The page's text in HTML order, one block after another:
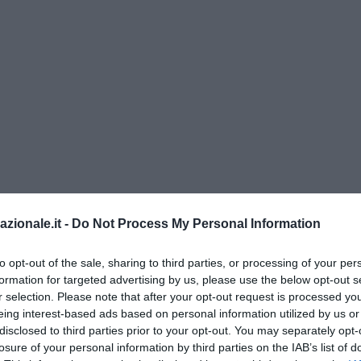
- Do Not Process My Personal Information
opt-out of the sale, sharing to third parties, or processing of your
for targeted advertising by us, please use the below opt-out
selection. Please note that after your opt-out request is processed
interest-based ads based on personal information utilized by us
to third parties prior to your opt-out. You may separately
of your personal information by third parties on the IAB’s list of
CasaPound
ha partecipato anche un nutrito gruppo di sostenitori di
tartaruga frecciata è stato guidato dalla portavoce lombarda
piazza a Pavia anche noi abbiamo voluto dire la nostra contro
già dimostrato anche alle scorse elezioni Europee che vogliono